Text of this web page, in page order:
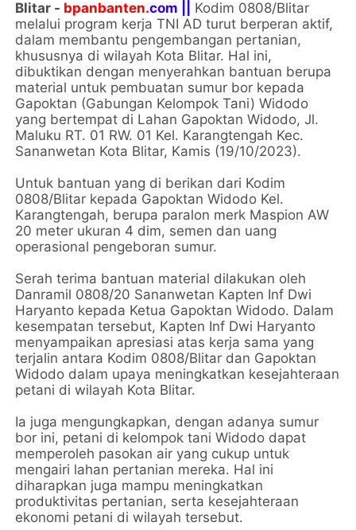
Blitar - bpanbanten.com ||
Kodim 0808/Blitar
melalui program kerja TNI AD turut berperan aktif,
dalam membantu pengembangan pertanian,
khususnya di wilayah Kota Blitar. Hal ini,
dibuktikan dengan menyerahkan bantuan berupa
material untuk pembuatan sumur bor kepada
Gapoktan (Gabungan Kelompok Tani) Widodo
yang bertempat di Lahan Gapoktan Widodo, Jl.
Maluku RT. 01 RW. 01 Kel. Karangtengah Kec.
Sananwetan Kota Blitar, Kamis (19/10/2023).
Untuk bantuan yang di berikan dari Kodim
0808/Blitar kepada Gapoktan Widodo Kel.
Karangtengah, berupa paralon merk Maspion AW
20 meter ukuran 4 dim, semen dan uang
operasional pengeboran sumur.
Serah terima bantuan material dilakukan oleh
Danramil 0808/20 Sananwetan Kapten Inf Dwi
Haryanto kepada Ketua Gapoktan Widodo. Dalam
kesempatan tersebut, Kapten Inf Dwi Haryanto
menyampaikan apresiasi atas kerja sama yang
terjalin antara Kodim 0808/Blitar dan Gapoktan
Widodo dalam upaya meningkatkan kesejahteraan
petani di wilayah Kota Blitar.
Ia juga mengungkapkan, dengan adanya sumur
bor ini, petani di kelompok tani Widodo dapat
memperoleh pasokan air yang cukup untuk
mengairi lahan pertanian mereka. Hal ini
diharapkan juga mampu meningkatkan
produktivitas pertanian, serta kesejahteraan
ekonomi petani di wilayah tersebut.